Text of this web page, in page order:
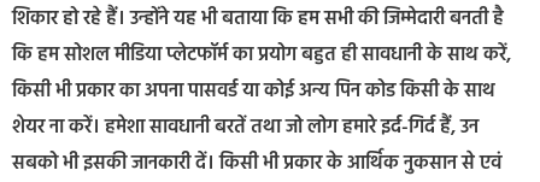
शिकार हो रहे हैं। उन्होंने यह भी बताया कि हम सभी की जिम्मेदारी बनती है
कि हम सोशल मीडिया प्लेटफॉर्म का प्रयोग बहुत ही सावधानी के साथ करें,
किसी भी प्रकार का अपना पासवर्ड या कोई अन्य पिन कोड किसी के साथ
शेयर ना करें। हमेशा सावधानी बरतें तथा जो लोग हमारे इर्द-गिर्द हैं, उन
सबको भी इसकी जानकारी दें। किसी भी प्रकार के आर्थिक नुकसान से एवं